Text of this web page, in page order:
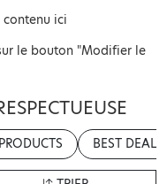
contenu ici
le bouton "Modifier le
BEST DEALS